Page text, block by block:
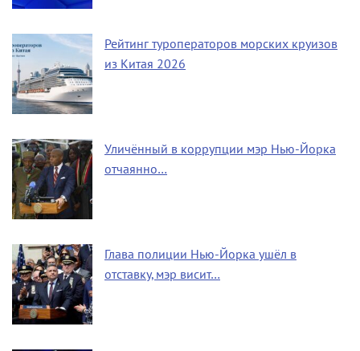
Рейтинг туроператоров морских круизов
из Китая 2026
Уличённый в коррупции мэр Нью-Йорка
отчаянно…
Глава полиции Нью-Йорка ушёл в
отставку, мэр висит…